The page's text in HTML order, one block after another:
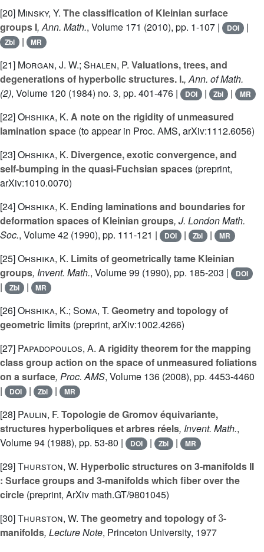
[20] Minsky, Y. The classification of Kleinian surface
groups I, Ann. Math., Volume 171 (2010), pp. 1-107 | DOI |
Zbl | MR
[21] Morgan, J. W.; Shalen, P. Valuations, trees, and
degenerations of hyperbolic structures. I., Ann. of Math.
(2), Volume 120 (1984) no. 3, pp. 401-476 | DOI | Zbl | MR
[22]Ohshika, K. A note on the rigidity of unmeasured
lamination space (to appear in Proc. AMS, arXiv:1112.6056)
[23]Ohshika, K. Divergence, exotic convergence, and
self-bumping in the quasi-Fuchsian spaces (preprint,
arXiv:1010.0070)
[24]Ohshika, K. Ending laminations and boundaries for
deformation spaces of Kleinian groups, J. London Math.
Soc., Volume 42 (1990), pp. 111-121 | DOI | Zbl | MR
[25]Ohshika, K. Limits of geometrically tame Kleinian
groups, Invent. Math., Volume 99 (1990), pp. 185-203 | DOI
| Zbl | MR
[26]Ohshika, K.; Soma, T. Geometry and topology of
geometric limits (preprint, arXiv:1002.4266)
[27] Papadopoulos, A. A rigidity theorem for the mapping
class group action on the space of unmeasured foliations
on a surface, Proc. AMS, Volume 136 (2008), pp. 4453-4460
|
DOI | Zbl | MR
[28] Paulin, F. Topologie de Gromov équivariante,
structures hyperboliques et arbres réels, Invent. Math.,
Volume 94 (1988), pp. 53-80 | DOI | Zbl | MR
[29]Thurston, W. Hyperbolic structures on 3-manifolds II
: Surface groups and 3-manifolds which fiber over the
circle (preprint, ArXiv math.GT/9801045)
[30]Thurston, W. The geometry and topology of -
manifolds, Lecture Note, Princeton University, 1977